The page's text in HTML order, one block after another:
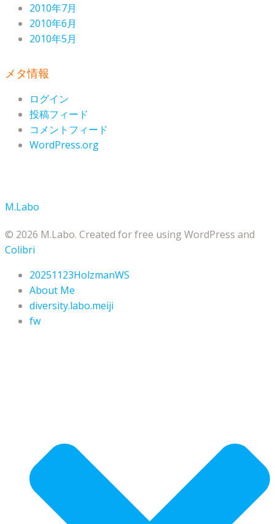
2010年7月
2010年6月
2010年5月
メタ情報
ログイン
投稿フィード
コメントフィード
WordPress.org
M.Labo
© 2026 M.Labo. Created for free using WordPress and
Colibri
20251123HolzmanWS
About Me
diversity.labo.meiji
fw